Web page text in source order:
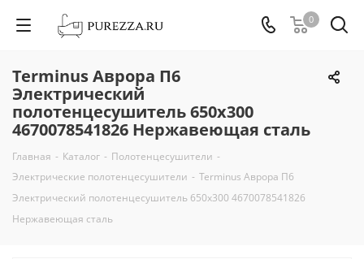
0
Terminus Аврора П6
Электрический
полотенцесушитель 650х300
4670078541826 Нержавеющая сталь
Главная - Каталог - Полотенцесушители -
Электрические полотенцесушители - Terminus Аврора П6
Электрический полотенцесушитель 650х300 4670078541826
Нержавеющая сталь